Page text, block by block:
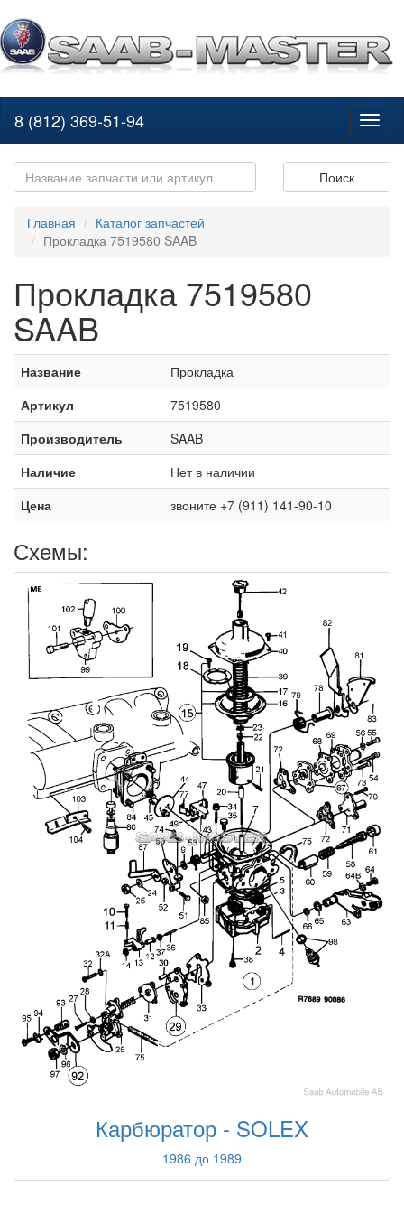
8 (812) 369-51-94
Поиск
Главная
Каталог запчастей
Прокладка 7519580 SAAB
Прокладка 7519580
SAAB
Название
Прокладка
Артикул
7519580
Производитель
SAAB
Наличие
Нет в наличии
Цена
звоните +7 (911) 141-90-10
Схемы:
Карбюратор - SOLEX
1986 до 1989